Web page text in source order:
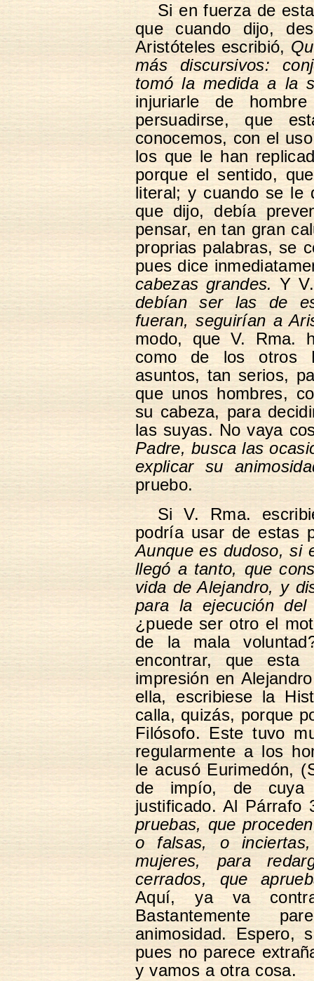
Si en fuerza de
que cuando dijo,
Aristóteles escribió,
más discursivos:
tomó la medida a la
injuriarle de
persuadirse, que
conocemos, con el
los que le han
porque el sentido,
literal; y cuando se le
que dijo, debía
pensar, en tan gran
proprias palabras, se
pues dice
cabezas grandes. Y
debían ser las de
fueran, seguirían a
modo, que V. Rma.
como de los otros
asuntos, tan serios,
que unos hombres,
su cabeza, para
las suyas. No vaya
Padre, busca las
explicar su
pruebo.
Si V. Rma.
podría usar de estas
Aunque es dudoso, si
llegó a tanto, que
vida de Alejandro, y
para la ejecución del
¿puede ser otro el
de la mala
encontrar, que
impresión en
ella, escribiese la
calla, quizás, porque
Filósofo. Este tuvo
regularmente a los
le acusó Eurimedón,
de impío, de cuya
justificado. Al Párrafo
pruebas, que
o falsas, o
mujeres, para
cerrados, que
Aquí, ya va
Bastantemente
animosidad. Espero,
pues no parece
y vamos a otra cosa.